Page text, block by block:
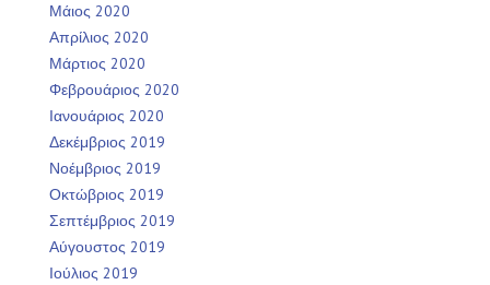
Μάιος 2020
Απρίλιος 2020
Μάρτιος 2020
Φεβρουάριος 2020
Ιανουάριος 2020
Δεκέμβριος 2019
Νοέμβριος 2019
Οκτώβριος 2019
Σεπτέμβριος 2019
Αύγουστος 2019
Ιούλιος 2019